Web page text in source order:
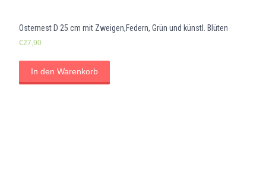
Osternest D 25 cm mit Zweigen,Federn, Grün und künstl. Blüten
€27,90
In den Warenkorb